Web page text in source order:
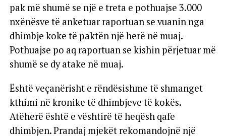
pak më shumë se një e treta e pothuajse 3.000
nxënësve të anketuar raportuan se vuanin nga
dhimbje koke të paktën një herë në muaj.
Pothuajse po aq raportuan se kishin përjetuar më
shumë se dy atake në muaj.
Është veçanërisht e rëndësishme të shmanget
kthimi në kronike të dhimbjeve të kokës.
Atëherë është e vështirë të heqësh qafe
dhimbjen. Prandaj mjekët rekomandojnë një